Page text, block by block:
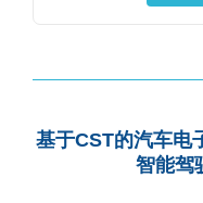
基于CST的汽车电
智能驾